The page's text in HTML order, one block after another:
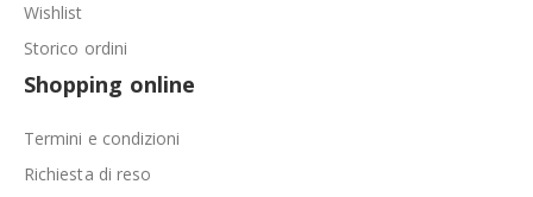
Wishlist
Storico ordini
Shopping online
Termini e condizioni
Richiesta di reso